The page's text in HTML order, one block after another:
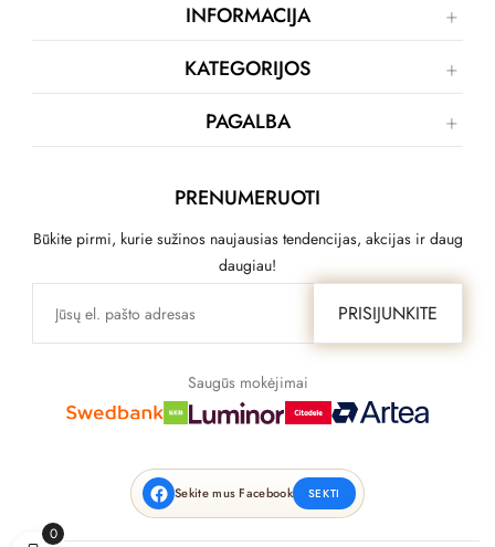
INFORMACIJA
KATEGORIJOS
PAGALBA
PRENUMERUOTI
Būkite pirmi, kurie sužinos naujausias tendencijas, akcijas ir daug
daugiau!
PRISIJUNKITE
Saugūs mokėjimai
Sekite mus Facebook SEKTI
0